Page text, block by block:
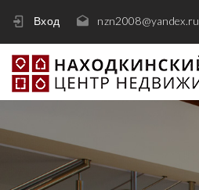
Вход nzn2008@yandex.ru